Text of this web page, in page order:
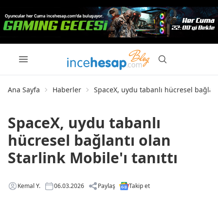
Ana Sayfa Haberler SpaceX, uydu tabanlı hücresel
SpaceX, uydu tabanlı
hücresel bağlantı olan
Starlink Mobile'ı tanıttı
Kemal Y. 06.03.2026 Paylaş Takip et